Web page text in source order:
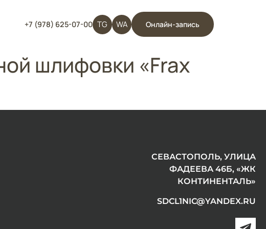
+7 (978) 625-07-00 TG WA Онлайн-запись
шлифовки «Frax
СЕВАСТОПОЛЬ, УЛИЦА
ФАДЕЕВА 46Б, «ЖК
КОНТИНЕНТАЛЬ»
SDCL1NIC@YANDEX.RU